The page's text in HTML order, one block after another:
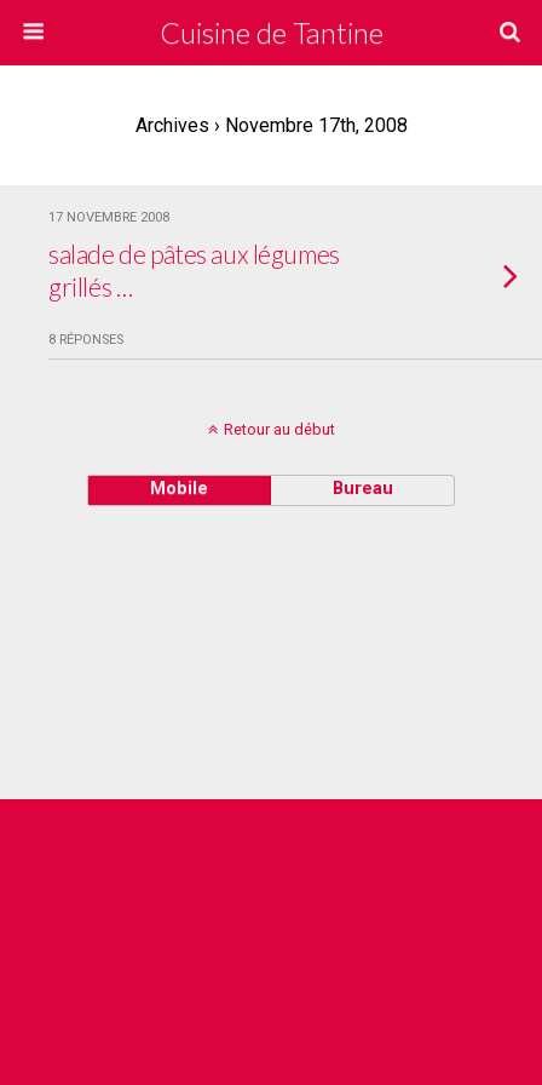
Cuisine de Tantine
Archives › Novembre 17th, 2008
17 NOVEMBRE 2008
salade de pâtes aux légumes
grillés …
8 RÉPONSES
Retour au début
Mobile Bureau